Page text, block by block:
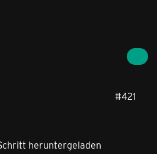
#421
heruntergeladen